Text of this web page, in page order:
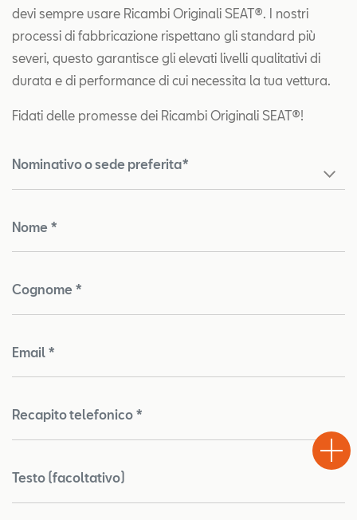
devi sempre usare Ricambi Originali SEAT®. I nostri
processi di fabbricazione rispettano gli standard più
severi, questo garantisce gli elevati livelli qualitativi di
durata e di performance di cui necessita la tua vettura.
Fidati delle promesse dei Ricambi Originali SEAT®!
Nominativo o sede preferita*
Nome *
Cognome *
Email *
Recapito telefonico *
Testo (facoltativo)
Drive
Chiama